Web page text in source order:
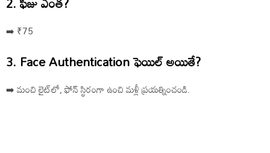
➡️ ₹75
3. Face Authentication ఫెయిల్ అయితే?
➡️ మంచి లైట్‌లో, ఫోన్ స్థిరంగా ఉంచి మళ్లీ ప్రయత్నించండి.